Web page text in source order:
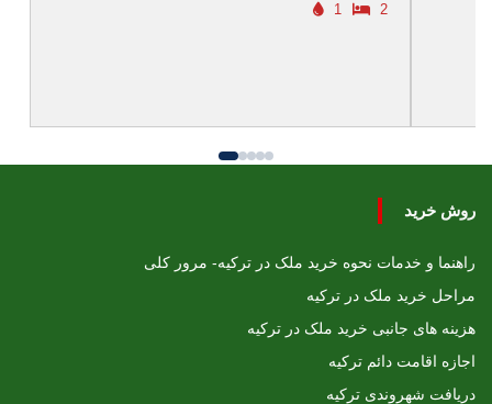
2
1
روش خرید
راهنما و خدمات نحوه خرید ملک در ترکیه- مرور کلی
مراحل خرید ملک در ترکیه
هزینه های جانبی خرید ملک در ترکیه
اجازه اقامت دائم ترکیه
دریافت شهروندی ترکیه